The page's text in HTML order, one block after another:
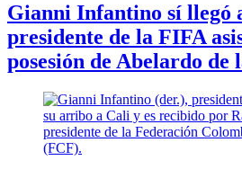
Gianni Infantino sí llegó
presidente de la FIFA
posesión de Abelardo de